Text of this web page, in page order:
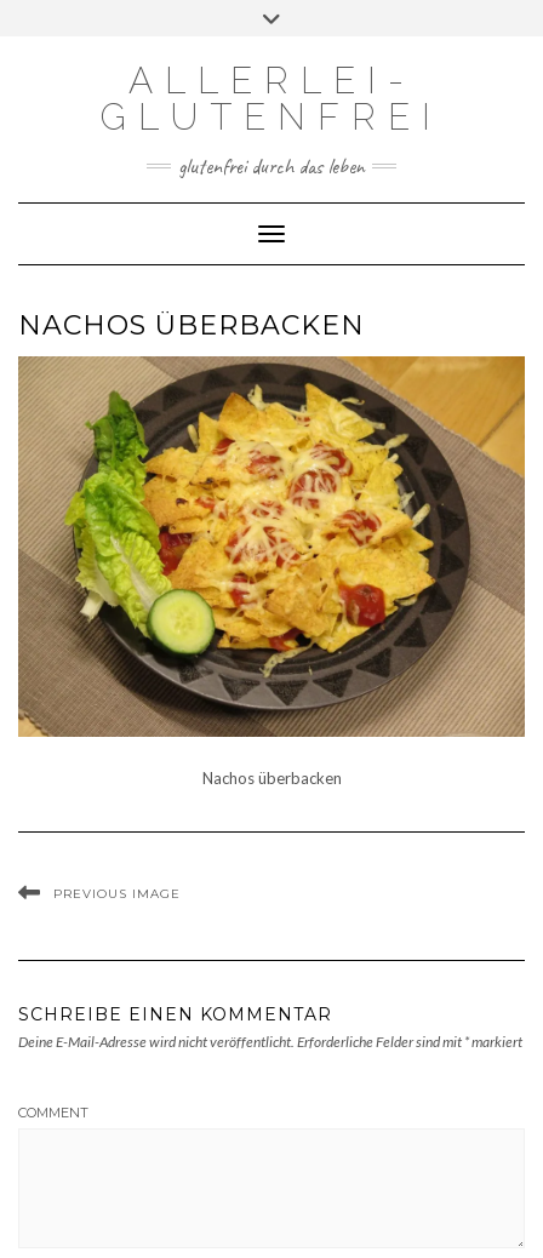
ALLERLEI-
GLUTENFREI
glutenfrei durch das leben
Toggle Navigation
NACHOS ÜBERBACKEN
Nachos überbacken
PREVIOUS IMAGE
SCHREIBE EINEN KOMMENTAR
Deine E-Mail-Adresse wird nicht veröffentlicht. Erforderliche Felder sind mit *markiert
COMMENT